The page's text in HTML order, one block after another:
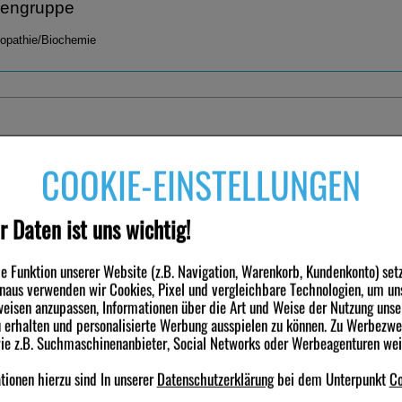
COOKIE-EINSTELLUNGEN
Daten ist uns wichtig!
Funktion unserer Website (z.B. Navigation, Warenkorb, Kundenkonto)
verwenden wir Cookies, Pixel und vergleichbare Technologien, um
anzupassen, Informationen über die Art und Weise der Nutzung
und personalisierte Werbung ausspielen zu können. Zu
z.B. Suchmaschinenanbieter, Social Networks oder Werbeagenturen
hierzu sind In unsererDatenschutzerklärungbei dem Unterpunkt
Biochemie
DHU 4 Kalium
6 Tabletten
BIOCHEMIE DHU 8 Natrium
chloratum D 6 Tabletten
-30%
BIOCHEMIE
sulfuricum D 6
-30%